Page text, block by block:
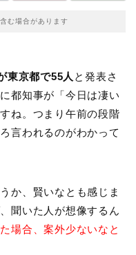
む場合があります
東京都で55人 と発表さ
都知事が「今日は凄い
ね。つまり午前の段階
言われるのがわかって
か、賢いなとも感じま
聞いた人が想像するん
場合、案外少ないなと